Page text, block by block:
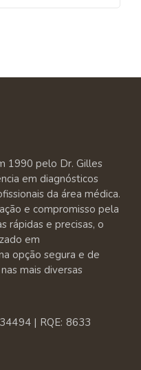
1990 pelo Dr. Gilles
em diagnósticos
da área médica.
e compromisso pela
rápidas e precisas, o
em
opção segura e de
mais diversas
| RQE: 8633